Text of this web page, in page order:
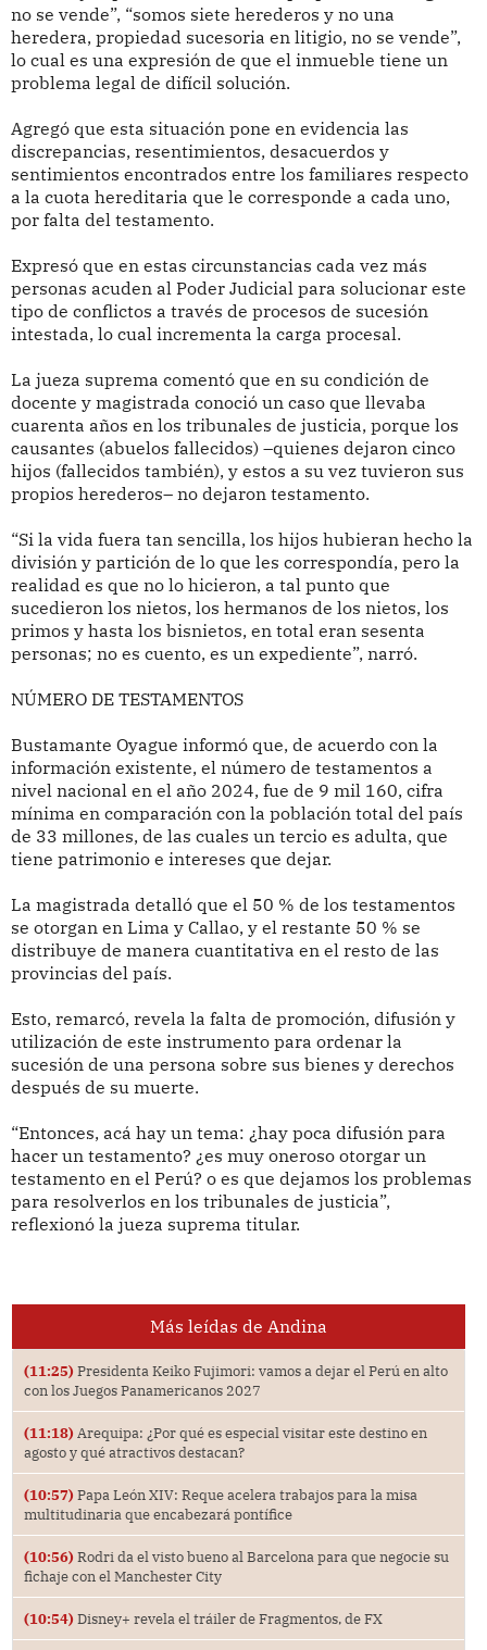
no se vende”, “somos siete herederos y no una
heredera, propiedad sucesoria en litigio, no se vende”,
lo cual es una expresión de que el inmueble tiene un
problema legal de difícil solución.
Agregó que esta situación pone en evidencia las
discrepancias, resentimientos, desacuerdos y
sentimientos encontrados entre los familiares respecto
a la cuota hereditaria que le corresponde a cada uno,
por falta del testamento.
Expresó que en estas circunstancias cada vez más
personas acuden al Poder Judicial para solucionar este
tipo de conflictos a través de procesos de sucesión
intestada, lo cual incrementa la carga procesal.
La jueza suprema comentó que en su condición de
docente y magistrada conoció un caso que llevaba
cuarenta años en los tribunales de justicia, porque los
causantes (abuelos fallecidos) –quienes dejaron cinco
hijos (fallecidos también), y estos a su vez tuvieron sus
propios herederos– no dejaron testamento.
“Si la vida fuera tan sencilla, los hijos hubieran hecho la
división y partición de lo que les correspondía, pero la
realidad es que no lo hicieron, a tal punto que
sucedieron los nietos, los hermanos de los nietos, los
primos y hasta los bisnietos, en total eran sesenta
personas; no es cuento, es un expediente”, narró.
NÚMERO DE TESTAMENTOS
Bustamante Oyague informó que, de acuerdo con la
información existente, el número de testamentos a
nivel nacional en el año 2024, fue de 9 mil 160, cifra
mínima en comparación con la población total del país
de 33 millones, de las cuales un tercio es adulta, que
tiene patrimonio e intereses que dejar.
La magistrada detalló que el 50 % de los testamentos
se otorgan en Lima y Callao, y el restante 50 % se
distribuye de manera cuantitativa en el resto de las
provincias del país.
Esto, remarcó, revela la falta de promoción, difusión y
utilización de este instrumento para ordenar la
sucesión de una persona sobre sus bienes y derechos
después de su muerte.
“Entonces, acá hay un tema: ¿hay poca difusión para
hacer un testamento? ¿es muy oneroso otorgar un
testamento en el Perú? o es que dejamos los problemas
para resolverlos en los tribunales de justicia”,
reflexionó la jueza suprema titular.
Más leídas de Andina
(11:25) Presidenta Keiko Fujimori: vamos a dejar el Perú en alto
con los Juegos Panamericanos 2027
(11:18) Arequipa: ¿Por qué es especial visitar este destino en
agosto y qué atractivos destacan?
(10:57) Papa León XIV: Reque acelera trabajos para la misa
multitudinaria que encabezará pontífice
(10:56) Rodri da el visto bueno al Barcelona para que negocie su
fichaje con el Manchester City
(10:54) Disney+ revela el tráiler de Fragmentos, de FX